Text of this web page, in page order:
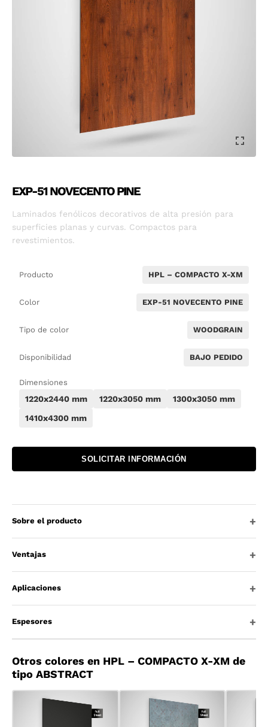
EXP-51 NOVECENTO PINE
Laminados fenólicos decorativos de alta presión para
superficies planas y curvas. Compactos para
revestimientos.
Producto HPL – COMPACTO X-XM
Color EXP-51 NOVECENTO PINE
Tipo de color WOODGRAIN
Disponibilidad BAJO PEDIDO
Dimensiones
1220x2440 mm 1220x3050 mm
1300x3050 mm
1410x4300 mm
SOLICITAR INFORMACIÓN
Sobre el producto
Ventajas
Aplicaciones
Espesores
Otros colores en HPL – COMPACTO X-XM de
tipo ABSTRACT